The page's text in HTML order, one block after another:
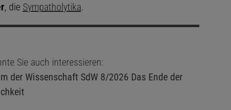
, die Sympatholytika.
Sie auch interessieren:
der Wissenschaft SdW 8/2026 Das Ende der